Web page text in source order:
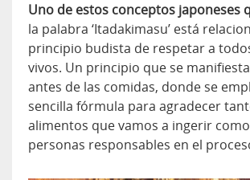
Uno de estos conceptos japoneses
la palabra ‘Itadakimasu’ está
principio budista de respetar a
vivos. Un principio que se
antes de las comidas, donde se
sencilla fórmula para agradecer
alimentos que vamos a ingerir
personas responsables en el